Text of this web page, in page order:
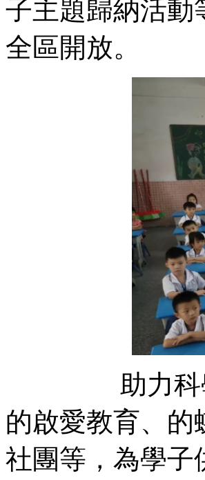
子主題歸納活動
全區開放。
助力科學精
的啟愛教育、的
社團等，為學子